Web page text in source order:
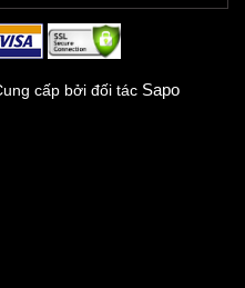
cấp bởi đối tác Sapo